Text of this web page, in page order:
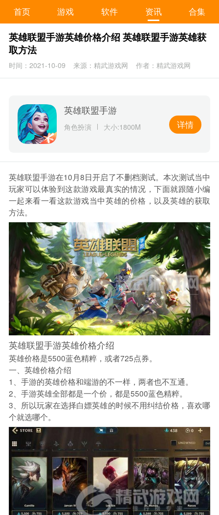
首页 游戏 软件 资讯 合集
英雄联盟手游英雄价格介绍 英雄联盟手游英雄获
取方法
时间：2021-10-09 来源：精武游戏网 作者：精武游戏网
英雄联盟手游
角色扮演 大小:1800M 详情
英雄联盟手游在10月8日开启了不删档测试。本次测试当中
玩家可以体验到这款游戏最真实的情况，下面就跟随小编
一起来看一看这款游戏当中英雄的价格，以及英雄的获取
方法。
英雄联盟手游英雄价格介绍
英雄价格是5500蓝色精粹，或者725点券。
一、英雄价格介绍
1、手游的英雄价格和端游的不一样，两者也不互通。
2、手游英雄全部都是一个价，都是5500蓝色精粹。
3、所以玩家在选择白嫖英雄的时候不用纠结价格，喜欢哪
个就选哪个。